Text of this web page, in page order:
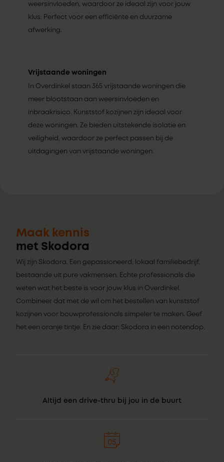
weersinvloeden, waardoor ze ideaal zijn voor jouw
klus. Perfect voor een efficiënte en duurzame
afwerking.
Vrijstaande woningen
In Overdinkel staan 365 vrijstaande woningen die
meer blootstaan aan weersinvloeden en
inbraakrisico. Kunststof kozijnen zijn ideaal voor
deze woningen. Ze bieden uitstekende isolatie en
veiligheid, waardoor ze perfect passen bij de
uitdagingen van vrijstaande woningen.
Maak kennis
met Skodora
Wij zijn Skodora. Een gepassioneerd, lokaal familiebedrijf,
bestaande uit pure vakmensen. Echte professionals die
weten wat het beste is voor jouw klus in Overdinkel.
Combineer dat met de wil om het bestellen van kunststof
kozijnen voor bouwprofessionals simpeler te maken. Geef
het een oranje tintje. En zie daar: Skodora in een notendop.
Altijd een drive-thru bij jou in de buurt